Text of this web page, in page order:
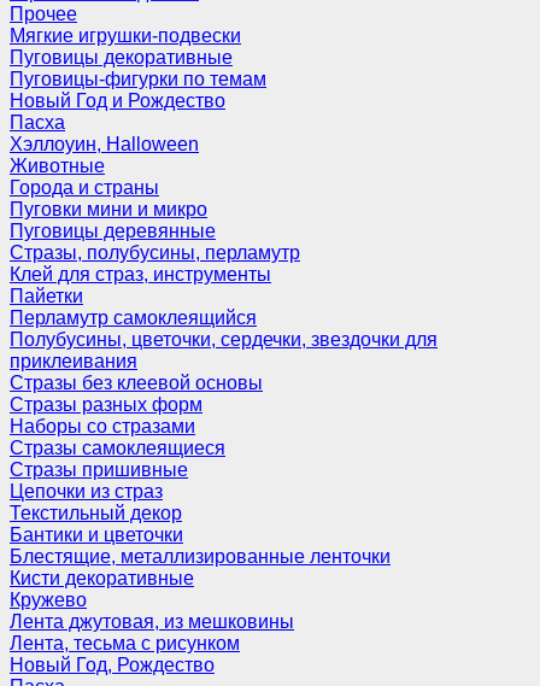
Прочее
Мягкие игрушки-подвески
Пуговицы декоративные
Пуговицы-фигурки по темам
Новый Год и Рождество
Пасха
Хэллоуин, Halloween
Животные
Города и страны
Пуговки мини и микро
Пуговицы деревянные
Стразы, полубусины, перламутр
Клей для страз, инструменты
Пайетки
Перламутр самоклеящийся
Полубусины, цветочки, сердечки, звездочки для
приклеивания
Стразы без клеевой основы
Стразы разных форм
Наборы со стразами
Стразы самоклеящиеся
Стразы пришивные
Цепочки из страз
Текстильный декор
Бантики и цветочки
Блестящие, металлизированные ленточки
Кисти декоративные
Кружево
Лента джутовая, из мешковины
Лента, тесьма с рисунком
Новый Год, Рождество